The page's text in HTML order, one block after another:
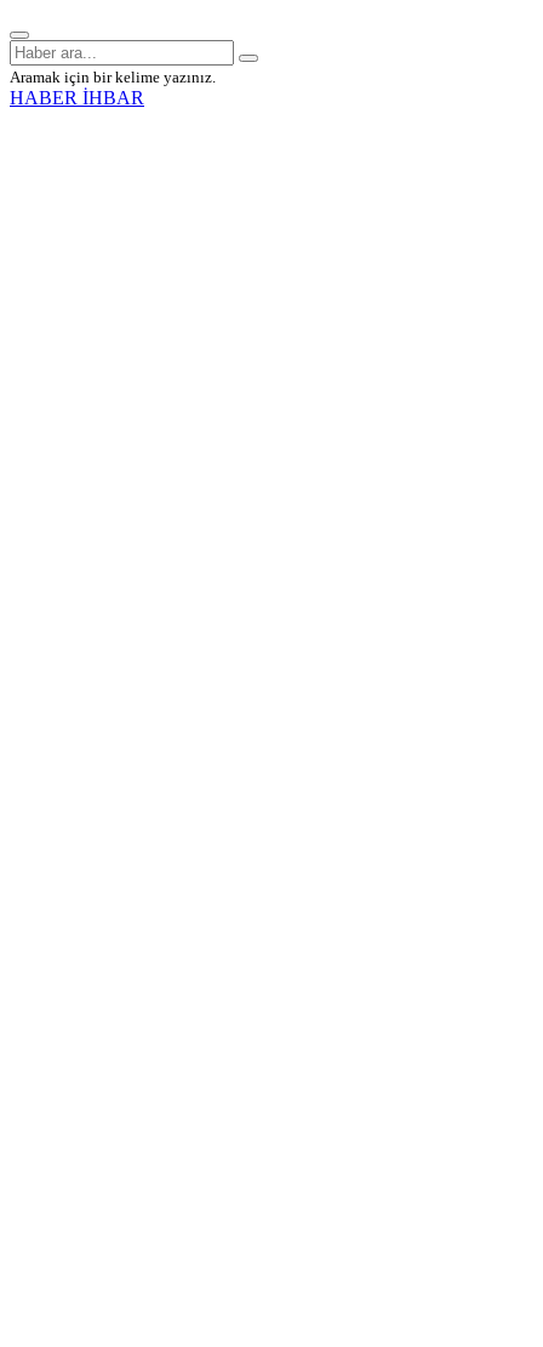
Aramak için bir kelime yazınız.
HABER İHBAR